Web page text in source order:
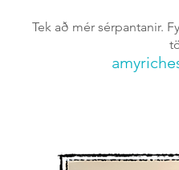
Tek að mér sérpantanir.